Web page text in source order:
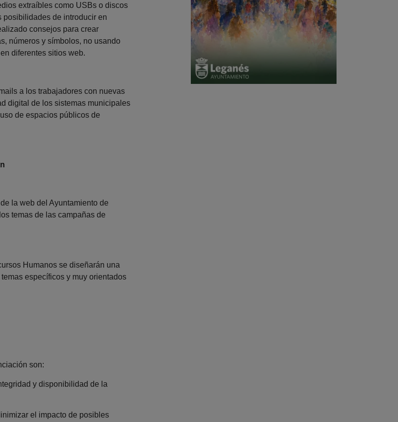
extraíbles como USBs o discos
posibilidades de introducir en
consejos para crear
números y símbolos, no usando
diferentes sitios web.
a los trabajadores con nuevas
digital de los sistemas municipales
de espacios públicos de
la web del Ayuntamiento de
temas de las campañas de
Humanos se diseñarán una
específicos y muy orientados
son:
y disponibilidad de la
el impacto de posibles